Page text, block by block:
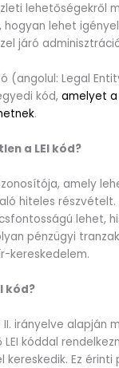
lehetőségekről
hogyan lehet
járó
(angolul: Legal
kód,amelyet
.
a LEI kód?
amely
hiteles részvételt.
lehet,
pénzügyi
kereskedelem.
kód?
II. irányelve alapján
kóddal
kereskedik. Ez érinti